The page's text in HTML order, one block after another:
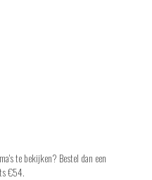
te bekijken? Bestel dan een
€54.